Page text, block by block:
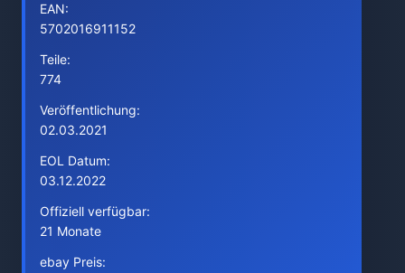
EAN:
5702016911152
Teile:
774
Veröffentlichung:
02.03.2021
EOL Datum:
03.12.2022
Offiziell verfügbar:
21 Monate
ebay Preis: